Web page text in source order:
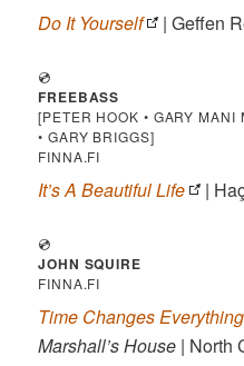
Do It Yourself | Geffen
💿
FREEBASS
[PETER HOOK • GARY MANI
• GARY BRIGGS]
FINNA.FI
It’s A Beautiful Life |
💿
JOHN SQUIRE
FINNA.FI
Time Changes Everything
Marshall’s House | North